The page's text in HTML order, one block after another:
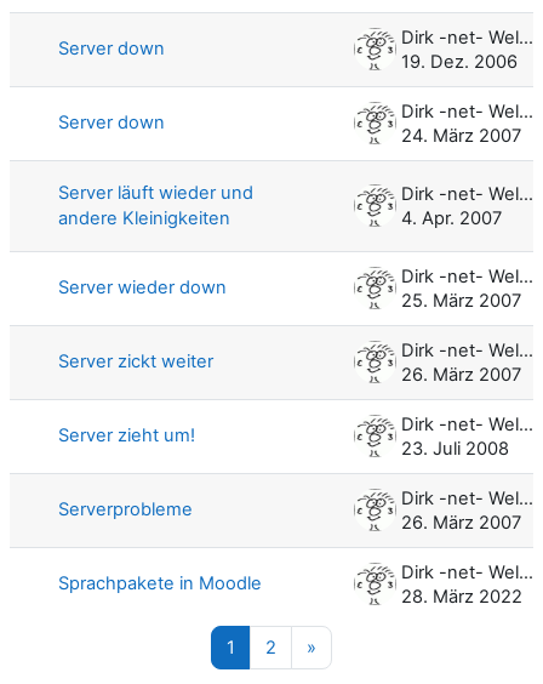
Server down
Dirk -net- Weller
19. Dez. 2006
Server down
Dirk -net- Weller
24. März 2007
Server läuft wieder und
andere Kleinigkeiten
Dirk -net- Weller
4. Apr. 2007
Server wieder down
Dirk -net- Weller
25. März 2007
Server zickt weiter
Dirk -net- Weller
26. März 2007
Server zieht um!
Dirk -net- Weller
23. Juli 2008
Serverprobleme
Dirk -net- Weller
26. März 2007
Sprachpakete in Moodle
Dirk -net- Weller
28. März 2022
1 Seite 1
2 Seite 2
»